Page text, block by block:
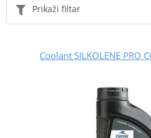
Prikaži filtar
Coolant SILKOLENE PRO